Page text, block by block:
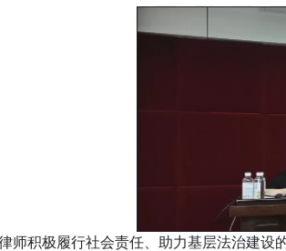
师积极履行社会责任、助力基层法治建设